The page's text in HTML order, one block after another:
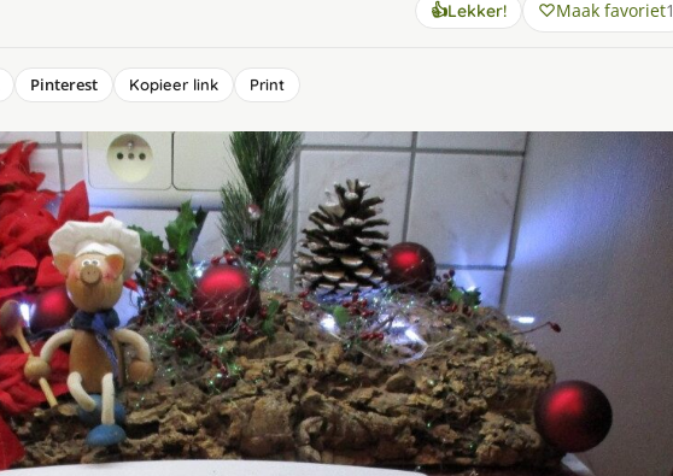
👍Lekker! Maak favoriet1
Pinterest Kopieer link Print